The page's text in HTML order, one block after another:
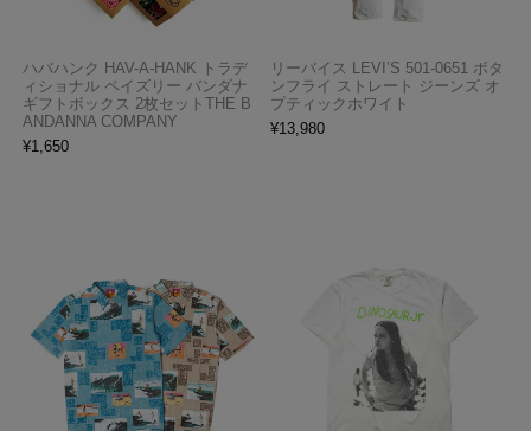
ハバハンク HAV-A-HANK トラデ
ィショナル ペイズリー バンダナ
ギフトボックス 2枚セットTHE B
ANDANNA COMPANY
¥1,650
リーバイス LEVI’S 501-0651 ボタ
ンフライ ストレート ジーンズ オ
プティックホワイト
¥13,980